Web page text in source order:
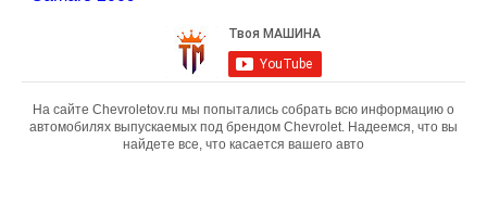
На сайте Chevroletov.ru мы попытались собрать всю информацию о
автомобилях выпускаемых под брендом Chevrolet. Надеемся, что вы
найдете все, что касается вашего авто